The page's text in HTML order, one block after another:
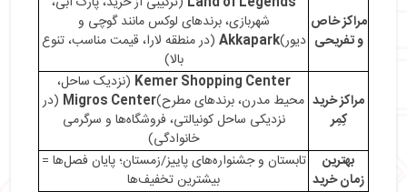
مراکز خاص
و تفریحی
شهربازی، برندهای لوکس مانند گوچی و
دیور)Akkapark (در منطقه لارا، قیمت مناسب، تنوع
بالا)
مراکز خرید
کِمِر
Kemer Shopping Center (نزدیک ساحل،
محیط مدرن، برندهای مطرح)Migros Center (در
نزدیکی ساحل کونیالتی، فروشگاه‌ها و سرگرمی
خانوادگی)
بهترین
زمان خرید
تابستان و جشنواره‌های پاییز/زمستان؛ پایان فصل‌ها =
بیشترین تخفیف‌ها